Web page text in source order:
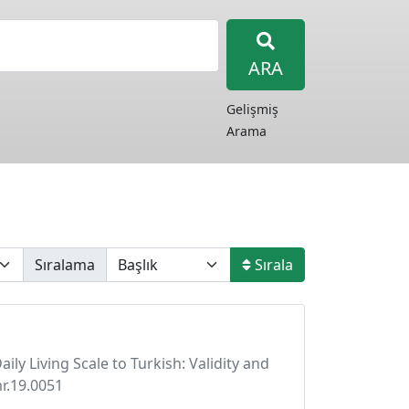
ARA
Gelişmiş
Arama
Sıralama Sırala
Living Scale to Turkish: Validity and